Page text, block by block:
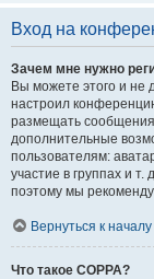
Вход на
Зачем мне нужно
Вы можете этого и не
настроил
размещать
дополнительные
пользователям:
участие в группах и т.
поэтому мы
Вернуться к началу
Что такое COPPA?